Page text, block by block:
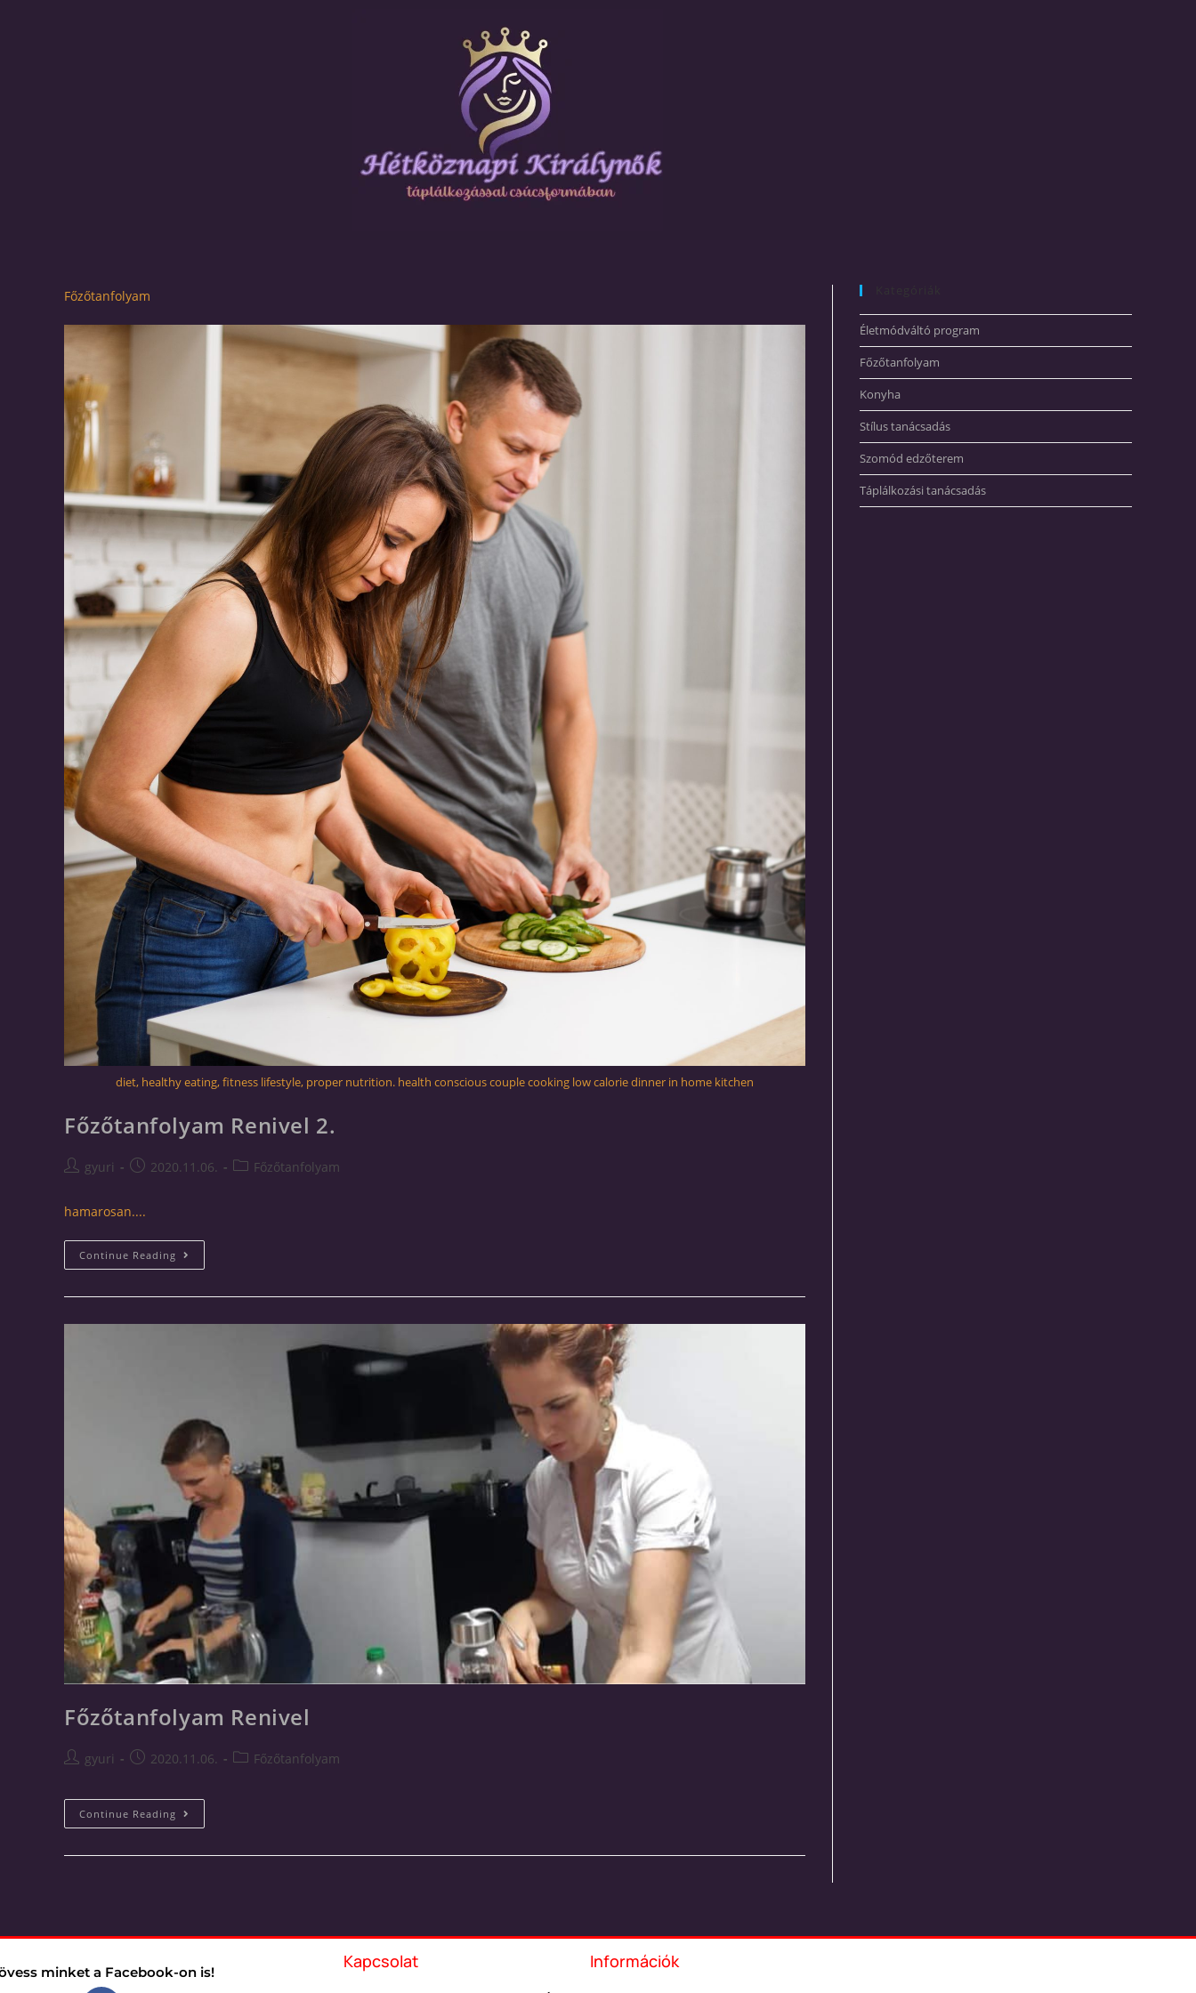
Főzőtanfolyam
diet, healthy eating, fitness lifestyle, proper nutrition. health conscious couple cooking low calorie dinner in home kitchen
Főzőtanfolyam Renivel 2.
gyuri 2020.11.06. Főzőtanfolyam
hamarosan....
Continue Reading
Főzőtanfolyam Renivel
gyuri 2020.11.06. Főzőtanfolyam
Continue Reading
Életmódváltó program
Főzőtanfolyam
Konyha
Stílus tanácsadás
Szomód edzőterem
Táplálkozási tanácsadás
minket a Facebook-on is!
Kapcsolat Információk